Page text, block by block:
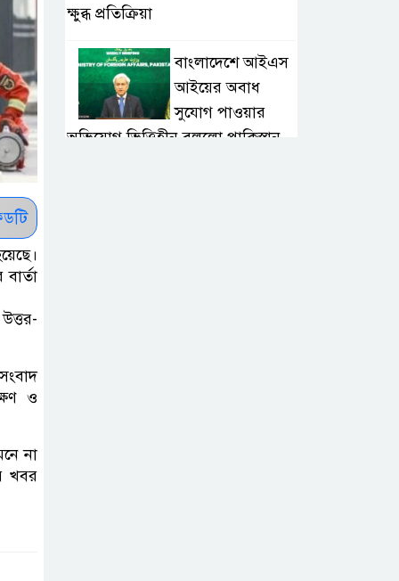
ও
না
খবর
ক্ষুব্ধ প্রতিক্রিয়া
বাংলাদেশে আইএস
আইয়ের অবাধ
সুযোগ পাওয়ার
অভিযোগ ভিত্তিহীন বললো পাকিস্তান